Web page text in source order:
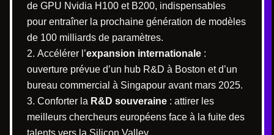
de GPU Nvidia H100 et B200, indispensables
pour entraîner la prochaine génération de modèles
de 100 milliards de paramètres.
Accélérer l’expansion internationale :
ouverture prévue d’un hub R&D à Boston et d’un
bureau commercial à Singapour avant mars 2025.
Conforter la R&D souveraine : attirer les
meilleurs chercheurs européens face à la fuite des
talents vers la Silicon Valley.